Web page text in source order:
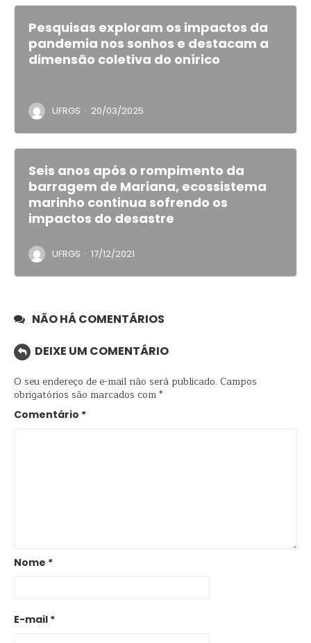
Pesquisas exploram os impactos da
pandemia nos sonhos e destacam a
dimensão coletiva do onírico
UFRGS · 20/03/2025
Seis anos após o rompimento da
barragem de Mariana, ecossistema
marinho continua sofrendo os
impactos do desastre
UFRGS · 17/12/2021
NÃO HÁ COMENTÁRIOS
DEIXE UM COMENTÁRIO
O seu endereço de e-mail não será publicado. Campos
obrigatórios são marcados com*
Comentário *
Nome *
E-mail *